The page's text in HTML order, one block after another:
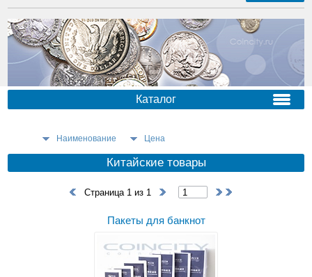
Каталог
Наименование Цена
Китайские товары
Страница 1 из 1
Пакеты для банкнот